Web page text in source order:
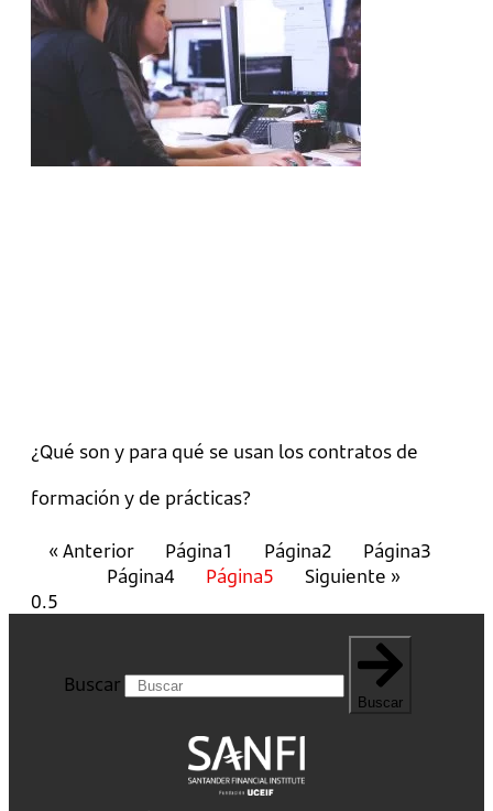
¿Qué son y para qué se usan los contratos de
formación y de prácticas?
« Anterior Página1 Página2 Página3
Página4 Página5 Siguiente »
Buscar
Buscar